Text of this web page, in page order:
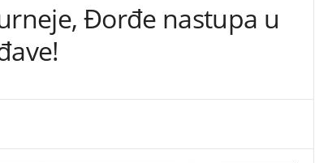
Đorđe nastupa u